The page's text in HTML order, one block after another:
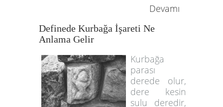
Devamı
Definede Kurbağa İşareti Ne
Anlama Gelir
Kurbağa
parası
derede olur,
dere kesin
sulu deredir,